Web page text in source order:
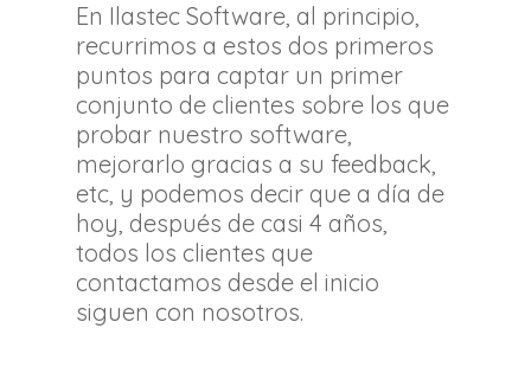
En Ilastec Software, al principio,
recurrimos a estos dos primeros
puntos para captar un primer
conjunto de clientes sobre los que
probar nuestro software,
mejorarlo gracias a su feedback,
etc, y podemos decir que a día de
hoy, después de casi 4 años,
todos los clientes que
contactamos desde el inicio
siguen con nosotros.